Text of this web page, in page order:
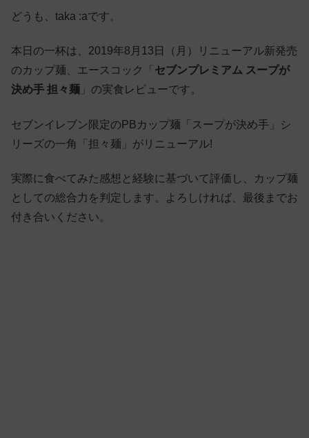
どうも、taka :aです。
本日の一杯は、2019年8月13日（月）リニューアル新発売
のカップ麺、エースコック「 セブンプレミアム スープが
決め手 担々麺 」の実食レビューです。
セブンイレブン限定のPBカップ麺「スープが決め手」シ
リーズの一角「担々麺」がリニューアル!
実際に食べてみた感想と経験に基づいて評価し、カップ麺
としての総合力を判定します。よろしければ、最後までお
付き合いください。